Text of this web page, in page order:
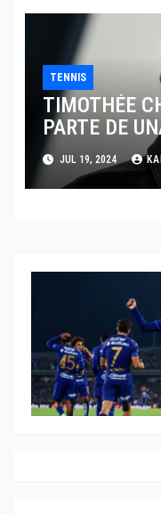
TENNIS
TIMOTHÉE
PARTE DE
ADENTRADA
PING PONG
JUL 19, 2024